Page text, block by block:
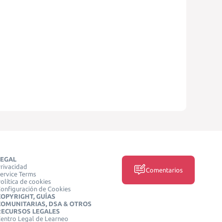
Terms
de cookies
de Cookies
GUÍAS
DSA & OTROS
LEGALES
Legal de Learneo
Comentarios